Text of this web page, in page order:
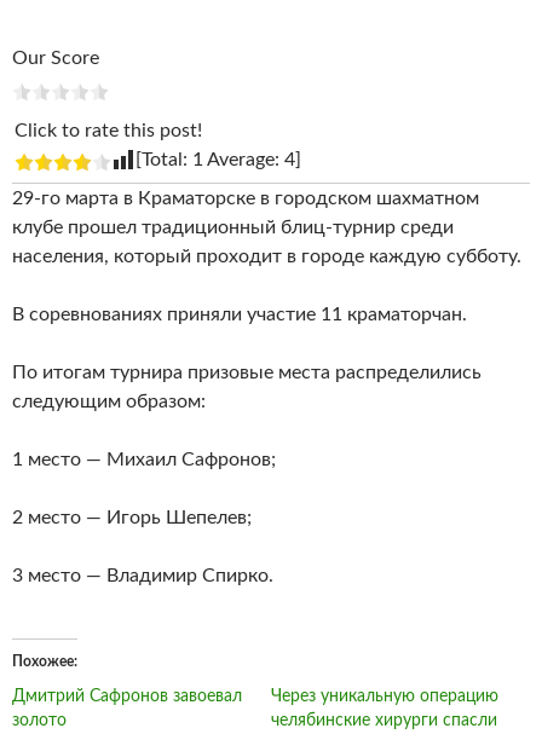
Our Score
Click to rate this post!
[Total: 1 Average: 4]
29-го марта в Краматорске в городском шахматном
клубе прошел традиционный блиц-турнир среди
населения, который проходит в городе каждую субботу.
В соревнованиях приняли участие 11 краматорчан.
По итогам турнира призовые места распределились
следующим образом:
1 место — Михаил Сафронов;
2 место — Игорь Шепелев;
3 место — Владимир Спирко.
Похожее
Дмитрий Сафронов завоевал
золото
Через уникальную операцию
челябинские хирурги спасли